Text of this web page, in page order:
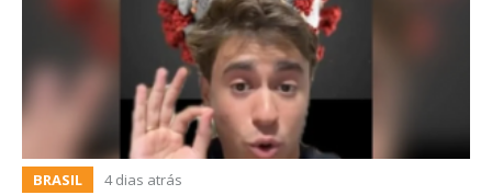
BRASIL 4 dias atrás